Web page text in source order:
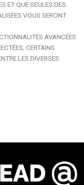
ET QUE SEULES DES
VOUS SERONT
AVANCÉES
CERTAINS
LES DIVERSES